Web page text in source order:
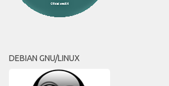
DEBIAN GNU/LINUX